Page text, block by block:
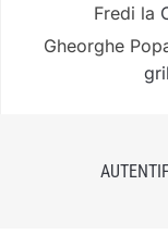
Fredi la
Gheorghe